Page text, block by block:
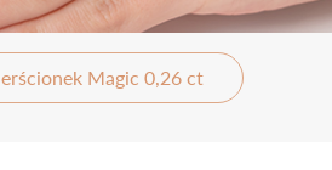
Magic 0,26 ct